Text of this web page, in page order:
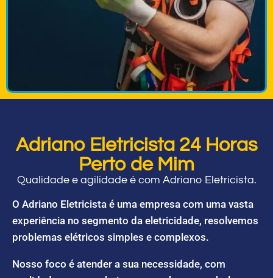
Adriano Eletricista 24 Horas
Perto de Mim
Qualidade e agilidade é com Adriano Eletricista.
O Adriano Eletricista é uma empresa com uma vasta
experiência no segmento da eletricidade, resolvemos
problemas elétricos simples e complexos.
Nosso foco é atender a sua necessidade, com